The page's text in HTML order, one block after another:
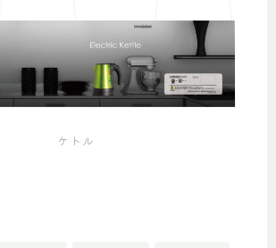
ケトル